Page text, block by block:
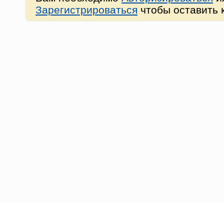
Зарегистрироваться чтобы оставить